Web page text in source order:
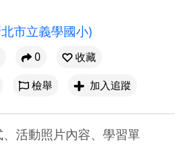
市立義學國小)
0
收藏
檢舉 加入追蹤
活動照片內容、學習單